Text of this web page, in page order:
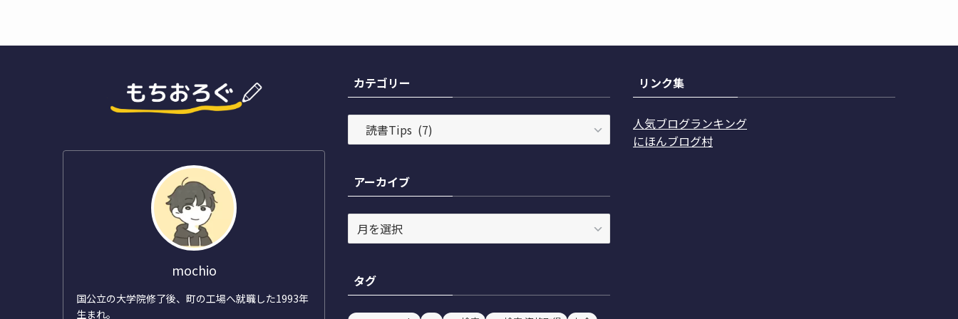
mochio
国公立の大学院修了後、町の工場へ就職した1993年
生まれ。
カテゴリー
テ
リ
ー
アーカイブ
ー
イ
ブ
タグ
リンク集
人気ブログランキング
にほんブログ村